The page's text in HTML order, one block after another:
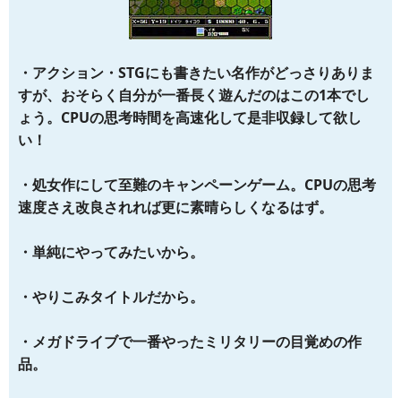
・アクション・STGにも書きたい名作がどっさりありま
すが、おそらく自分が一番長く遊んだのはこの1本でし
ょう。CPUの思考時間を高速化して是非収録して欲し
い！
・処女作にして至難のキャンペーンゲーム。CPUの思考
速度さえ改良されれば更に素晴らしくなるはず。
・単純にやってみたいから。
・やりこみタイトルだから。
・メガドライブで一番やったミリタリーの目覚めの作
品。